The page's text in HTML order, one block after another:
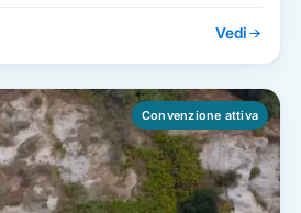
Vedi
Convenzione attiva